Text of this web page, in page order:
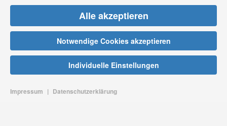
Alle akzeptieren
Notwendige Cookies akzeptieren
Impressum | Datenschutzerklärung
Individuelle Einstellungen